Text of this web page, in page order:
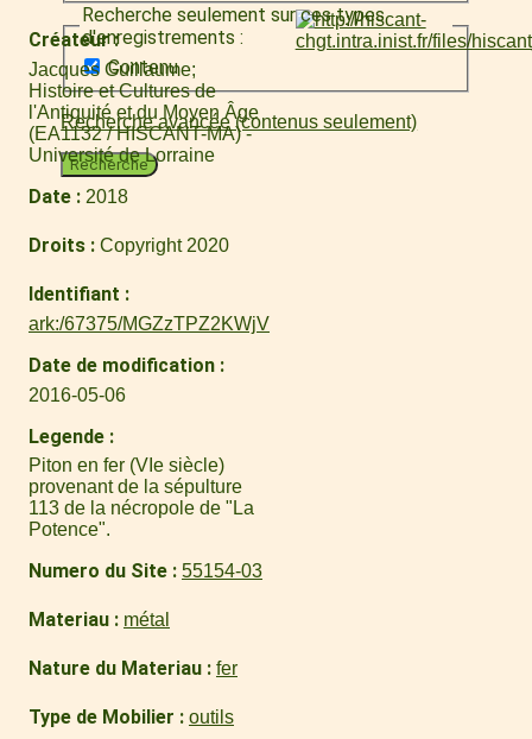
Recherche seulement sur ces types
d'enregistrements :
Contenu
Recherche avancée (contenus seulement)
Recherche
Créateur
Jacques Guillaume
Histoire et Cultures de
l'Antiquité et du Moyen Âge
(EA1132 / HISCANT-MA) -
Université de Lorraine
Date 2018
Droits Copyright 2020
Identifiant
ark:/67375/MGZzTPZ2KWjV
Date de modification
2016-05-06
Legende
Piton en fer (VIe siècle)
provenant de la sépulture
113 de la nécropole de "La
Potence".
Numero du Site 55154-03
Materiau métal
Nature du Materiau fer
Type de Mobilier outils